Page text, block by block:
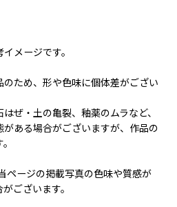
メージです。
ため、形や色味に個体差がござい
ぜ・土の亀裂、釉薬のムラなど、
ある場合がございますが、作品の
ページの掲載写真の色味や質感が
ございます。